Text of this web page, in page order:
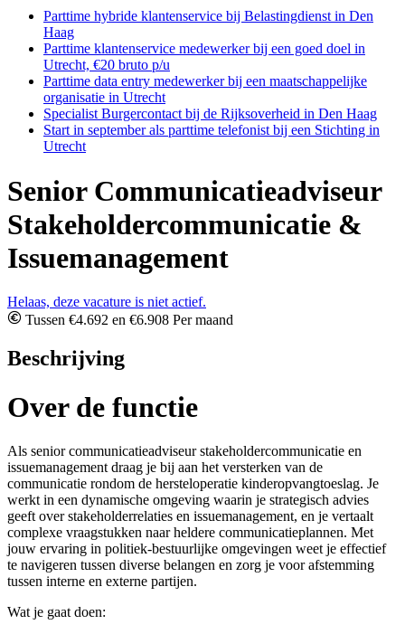
Parttime hybride klantenservice bij Belastingdienst in Den
Haag
Parttime klantenservice medewerker bij een goed doel in
Utrecht, €20 bruto p/u
Parttime data entry medewerker bij een maatschappelijke
organisatie in Utrecht
Specialist Burgercontact bij de Rijksoverheid in Den Haag
Start in september als parttime telefonist bij een Stichting in
Utrecht
Senior Communicatieadviseur
Stakeholdercommunicatie &
Issuemanagement
Helaas, deze vacature is niet actief.
Tussen €4.692 en €6.908 Per maand
Beschrijving
Over de functie
Als senior communicatieadviseur stakeholdercommunicatie en
issuemanagement draag je bij aan het versterken van de
communicatie rondom de hersteloperatie kinderopvangtoeslag. Je
werkt in een dynamische omgeving waarin je strategisch advies
geeft over stakeholderrelaties en issuemanagement, en je vertaalt
complexe vraagstukken naar heldere communicatieplannen. Met
jouw ervaring in politiek-bestuurlijke omgevingen weet je effectief
te navigeren tussen diverse belangen en zorg je voor afstemming
tussen interne en externe partijen.
Wat je gaat doen: